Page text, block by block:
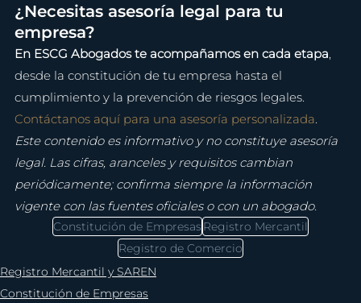
¿Necesitas asesoría legal para tu
empresa?
En ESCG Abogados te acompañamos en cada etapa,
desde la constitución de tu empresa hasta el
cumplimiento y la prevención de riesgos legales.
Contáctanos aquí para una asesoría personalizada.
Este contenido es informativo y no constituye asesoría
legal. Las cifras, aranceles y requisitos cambian
periódicamente; confirma siempre la información
vigente con las fuentes oficiales o con un abogado.
Constitución de Empresas Registro Mercantil
Registro de Comercio
Registro Mercantil y SAREN
Constitución de Empresas